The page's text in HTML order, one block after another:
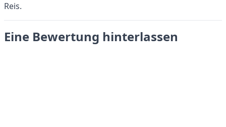
Reis.
Eine Bewertung hinterlassen